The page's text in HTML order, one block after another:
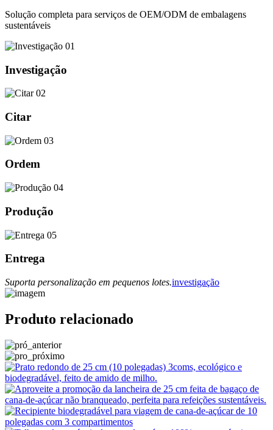
Solução completa para serviços de OEM/ODM de embalagens
sustentáveis
01
Investigação
02
Citar
03
Ordem
04
Produção
05
Entrega
Suporta personalização em pequenos lotes.investigação
Produto relacionado